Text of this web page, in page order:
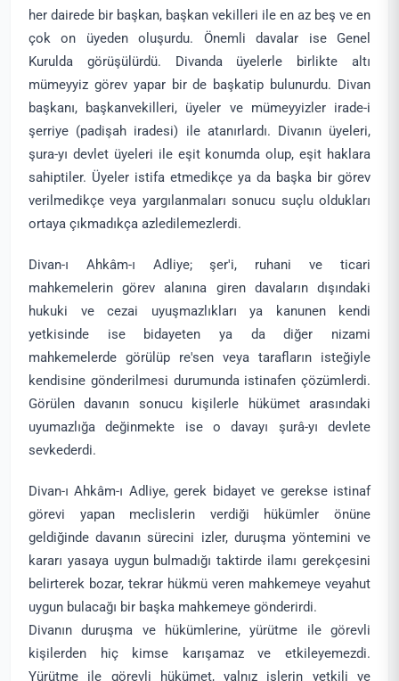
her dairede bir başkan, başkan vekilleri ile en az beş ve en
çok on üyeden oluşurdu. Önemli davalar ise Genel
Kurulda görüşülürdü. Divanda üyelerle birlikte altı
mümeyyiz görev yapar bir de başkatip bulunurdu. Divan
başkanı, başkanvekilleri, üyeler ve mümeyyizler irade-i
şerriye (padişah iradesi) ile atanırlardı. Divanın üyeleri,
şura-yı devlet üyeleri ile eşit konumda olup, eşit haklara
sahiptiler. Üyeler istifa etmedikçe ya da başka bir görev
verilmedikçe veya yargılanmaları sonucu suçlu oldukları
ortaya çıkmadıkça azledilemezlerdi.
Divan-ı Ahkâm-ı Adliye; şer'i, ruhani ve ticari
mahkemelerin görev alanına giren davaların dışındaki
hukuki ve cezai uyuşmazlıkları ya kanunen kendi
yetkisinde ise bidayeten ya da diğer nizami
mahkemelerde görülüp re'sen veya tarafların isteğiyle
kendisine gönderilmesi durumunda istinafen çözümlerdi.
Görülen davanın sonucu kişilerle hükümet arasındaki
uyumazlığa değinmekte ise o davayı şurâ-yı devlete
sevkederdi.
Divan-ı Ahkâm-ı Adliye, gerek bidayet ve gerekse istinaf
görevi yapan meclislerin verdiği hükümler önüne
geldiğinde davanın sürecini izler, duruşma yöntemini ve
kararı yasaya uygun bulmadığı taktirde ilamı gerekçesini
belirterek bozar, tekrar hükmü veren mahkemeye veyahut
uygun bulacağı bir başka mahkemeye gönderirdi.
Divanın duruşma ve hükümlerine, yürütme ile görevli
kişilerden hiç kimse karışamaz ve etkileyemezdi.
Yürütme ile görevli hükümet, yalnız işlerin yetkili ve